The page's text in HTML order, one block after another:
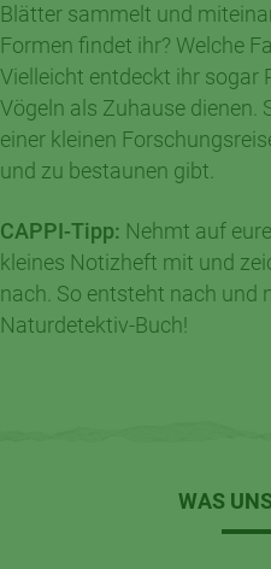
Blätter sammelt und
Formen findet ihr? Welche
Vielleicht entdeckt ihr sogar
Vögeln als Zuhause dienen.
einer kleinen
und zu bestaunen gibt.
CAPPI-Tipp: Nehmt auf
kleines Notizheft mit und
nach. So entsteht nach und
Naturdetektiv-Buch!
WAS